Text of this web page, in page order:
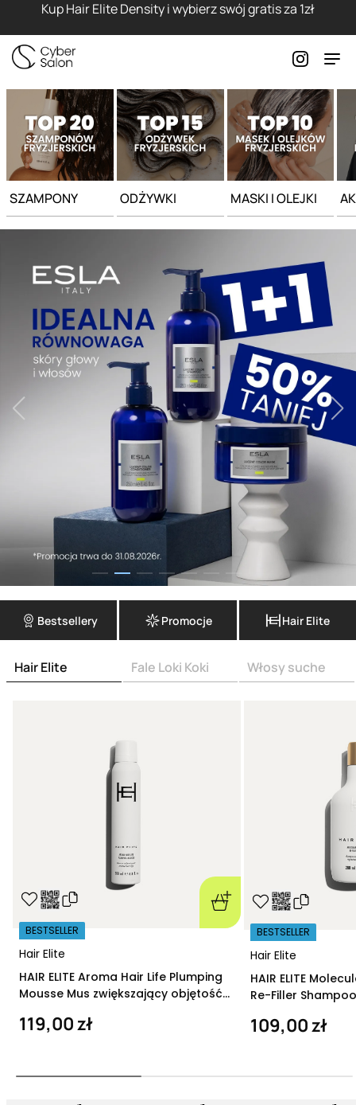
Kup Hair Elite Density i wybierz swój gratis za 1zł
SZAMPONY ODŻYWKI MASKI I OLEJKI
Bestsellery Promocje Hair Elite
Hair Elite Fale Loki Koki Włosy suche
Hair Elite
BESTSELLER
HAIR ELITE Aroma Hair Life Plumping
Mousse Mus zwiększający objętość
119,00 zł
Hair Elite
BESTSELLER
HAIR ELITE
Re-Filler
109,00 zł
Strona główna - Cyber Salon